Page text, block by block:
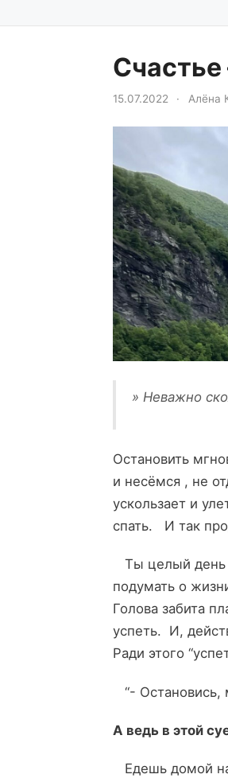
15.07.2022 · Алёна
» Неважно
Остановить
и несёмся , не
ускользает и
спать. И так
Ты целый день
подумать о
Голова забита
успеть. И,
Ради этого
“- Остановись,
А ведь в этой
Едешь домой